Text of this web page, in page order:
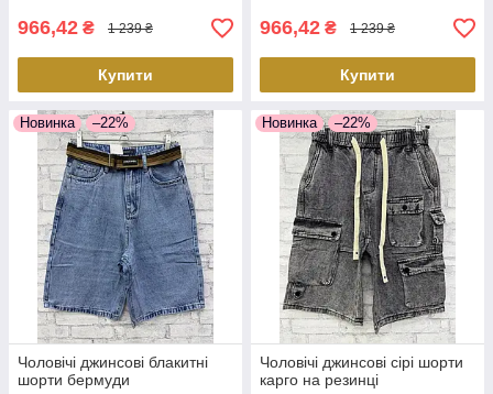
966,42 ₴ 1 239 ₴
Купити
966,42 ₴ 1 239 ₴
Купити
Новинка –22%
Чоловічі джинсові блакитні
шорти бермуди
Новинка –22%
Чоловічі джинсові сірі шорти
карго на резинці